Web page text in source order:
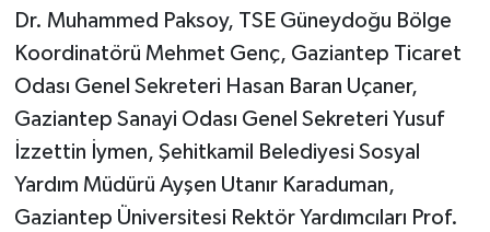
Dr. Muhammed Paksoy, TSE Güneydoğu Bölge
Koordinatörü Mehmet Genç, Gaziantep Ticaret
Odası Genel Sekreteri Hasan Baran Uçaner,
Gaziantep Sanayi Odası Genel Sekreteri Yusuf
İzzettin İymen, Şehitkamil Belediyesi Sosyal
Yardım Müdürü Ayşen Utanır Karaduman,
Gaziantep Üniversitesi Rektör Yardımcıları Prof.